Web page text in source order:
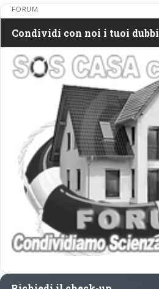
FORUM
Condividi con noi i tuoi dubbi